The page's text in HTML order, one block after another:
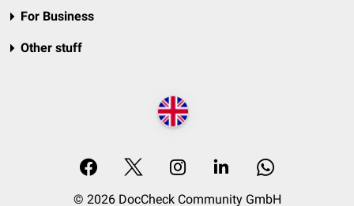
For Business
Other stuff
© 2026 DocCheck Community GmbH